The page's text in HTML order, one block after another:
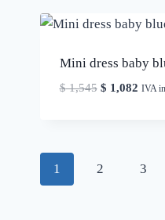
$ 1,120.$ 784.
Mini dress baby
$1,545 El
$ 1,082ElIVA
1 2 3